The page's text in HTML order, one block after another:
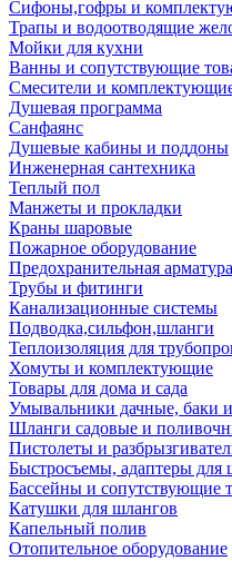
Сифоны,гофры и
Трапы и водоотводящие
Мойки для кухни
Ванны и сопутствующие
Смесители и
Душевая программа
Санфаянс
Душевые кабины и поддоны
Инженерная сантехника
Теплый пол
Манжеты и прокладки
Краны шаровые
Пожарное оборудование
Предохранительная арматура
Трубы и фитинги
Канализационные системы
Подводка,сильфон,шланги
Теплоизоляция для
Хомуты и комплектующие
Товары для дома и сада
Умывальники дачные, баки
Шланги садовые и
Пистолеты и
Быстросъемы, адаптеры для
Бассейны и сопутствующие
Катушки для шлангов
Капельный полив
Отопительное оборудование